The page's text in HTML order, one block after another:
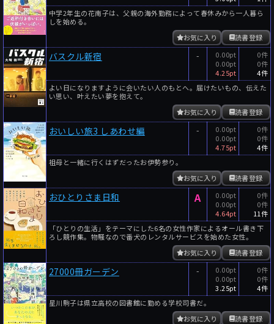
中学2年生の花南子は、父親の海外勤務によって春休みから一人暮ら
しを始める。
読書登録
お気に入り
バスクル新宿 -
0.00pt
0.00pt
4.25pt
0件
0件
4件
よい日になりますように会いたい人のもとへ。届けたいもの、伝えた
い思い、叶えたい夢を抱えて。
読書登録
お気に入り
おいしい旅3 しあわせ編 -
0.00pt
0.00pt
4.75pt
0件
0件
4件
祖母と一緒に行くはずだったお伊勢参り。
読書登録
お気に入り
おひとりさま日和 A
0.00pt
0.00pt
4.64pt
0件
0件
11件
「ひとりの生活」をテーマにした6名の女性作家によるオール書き下
ろし競作集。物騒なので番犬のレンタルサービスを始めた女性。
読書登録
お気に入り
27000冊ガーデン -
0.00pt
0.00pt
3.25pt
0件
0件
4件
星川駒子は県立高校の図書館に勤める学校司書だ。
読書登録
お気に入り